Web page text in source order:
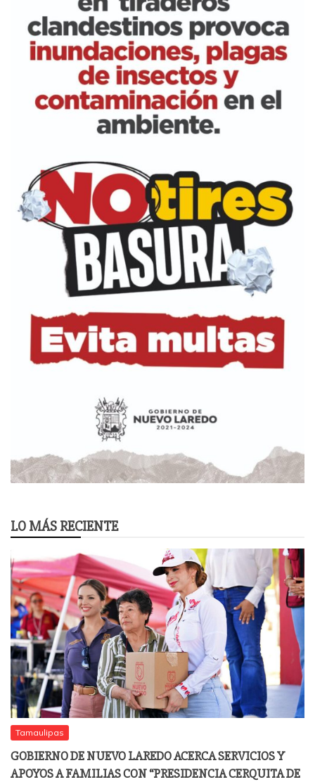
LO MÁS RECIENTE
Tamaulipas
GOBIERNO DE NUEVO LAREDO ACERCA SERVICIOS Y
APOYOS A FAMILIAS CON “PRESIDENCIA CERQUITA DE